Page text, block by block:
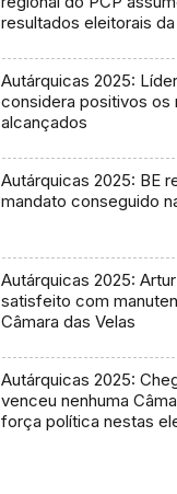
resultados eleitorais
Autárquicas 2025:
considera positivos os
alcançados
Autárquicas 2025: BE
mandato conseguido
Autárquicas 2025:
satisfeito com
Câmara das Velas
Autárquicas 2025:
venceu nenhuma
força política nestas